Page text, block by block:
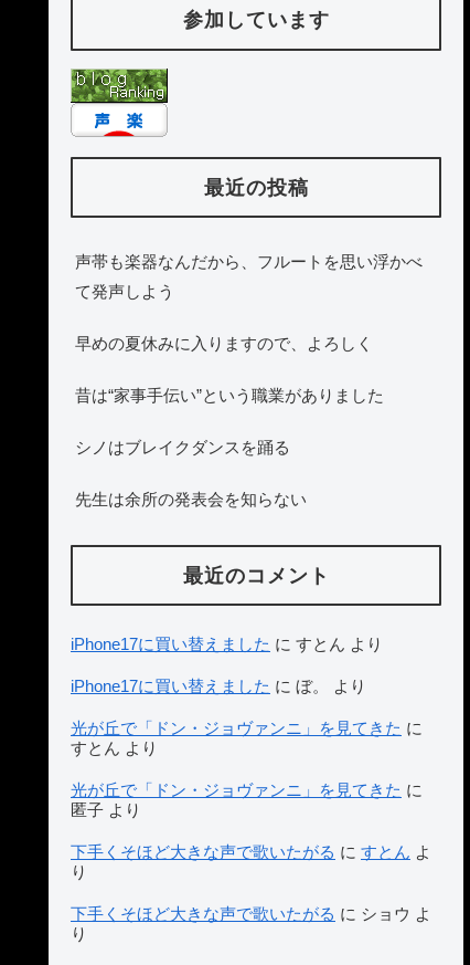
参加しています
最近の投稿
声帯も楽器なんだから、フルートを思い浮かべ
て発声しよう
早めの夏休みに入りますので、よろしく
昔は“家事手伝い”という職業がありました
シノはブレイクダンスを踊る
先生は余所の発表会を知らない
最近のコメント
iPhone17に買い替えました に すとん より
iPhone17に買い替えました に ぼ。 より
光が丘で「ドン・ジョヴァンニ」を見てきた に
すとん より
光が丘で「ドン・ジョヴァンニ」を見てきた に
匿子 より
下手くそほど大きな声で歌いたがる に すとん よ
り
下手くそほど大きな声で歌いたがる に ショウ よ
り